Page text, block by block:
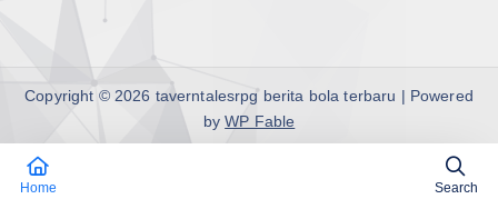
Copyright © 2026 taverntalesrpg berita bola terbaru | Powered
byWP Fable
Home Search